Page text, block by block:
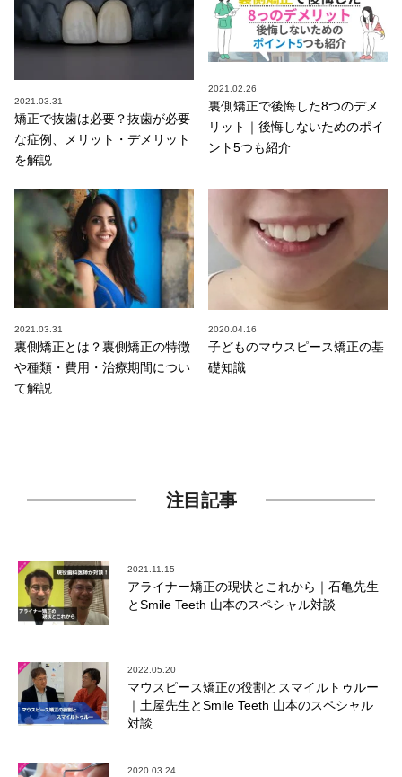
2021.03.31
矯正で抜歯は必要？抜歯が必要
な症例、メリット・デメリット
を解説
2021.02.26
裏側矯正で後悔した8つのデメ
リット｜後悔しないためのポイ
ント5つも紹介
2021.03.31
裏側矯正とは？裏側矯正の特徴
や種類・費用・治療期間につい
て解説
2020.04.16
子どものマウスピース矯正の基
礎知識
注目記事
2021.11.15
アライナー矯正の現状とこれから｜石亀先生
とSmile Teeth 山本のスペシャル対談
2022.05.20
マウスピース矯正の役割とスマイルトゥルー
｜土屋先生とSmile Teeth 山本のスペシャル
対談
2020.03.24